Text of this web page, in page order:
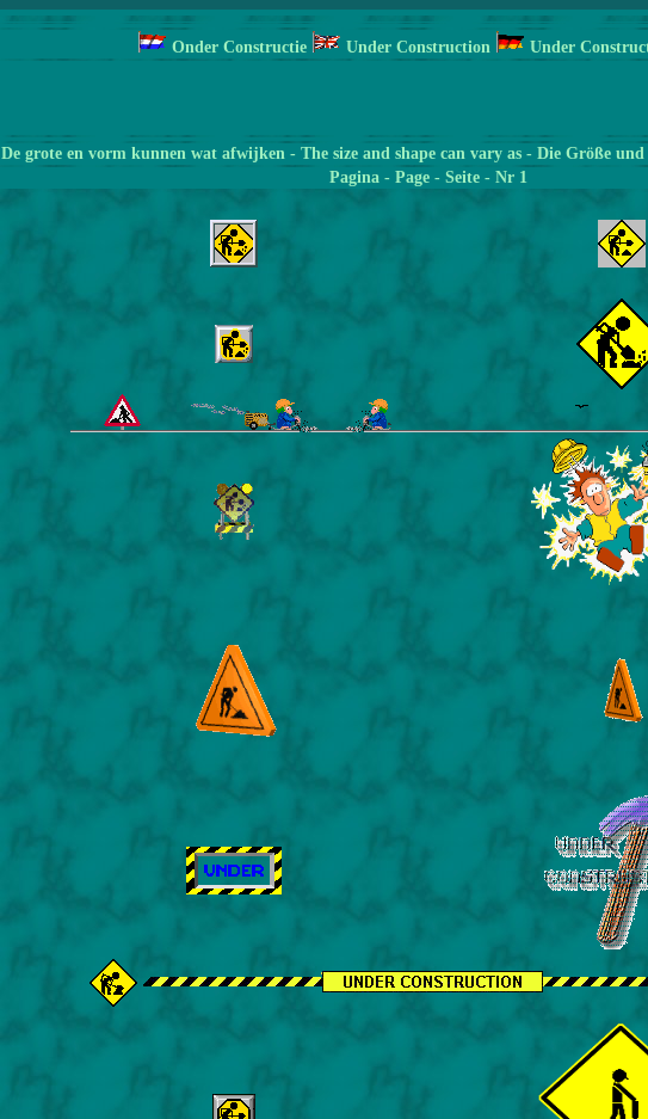
Onder Constructie Under Construction Under
De grote en vorm kunnen wat afwijken - The size and shape can vary as - Die Größe
Pagina - Page - Seite - Nr 1